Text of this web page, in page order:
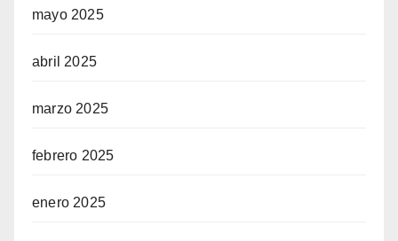
mayo 2025
abril 2025
marzo 2025
febrero 2025
enero 2025